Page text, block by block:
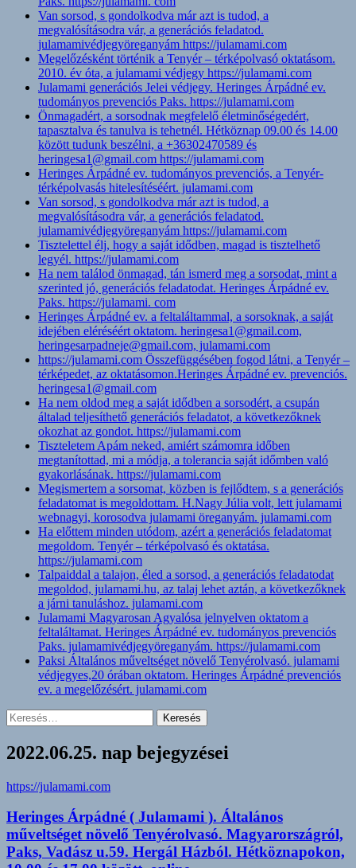
Van sorsod, s gondolkodva már azt is tudod, a
megvalósításodra vár, a generációs feladatod.
julamamivédjegyöreganyám https://julamami.com
Megelőzésként történik a Tenyér – térképolvasó oktatásom.
2010. év óta, a julamami védjegy https://julamami.com
Julamami generációs Jelei védjegy. Heringes Árpádné ev.
tudományos prevenciós Paks. https://julamami.com
Önmagadért, a sorsodnak megfelelő életminőségedért,
tapasztalva és tanulva is tehetnél. Hétköznap 09.00 és 14.00
között tudunk beszélni, a +36302470589 és
heringesa1@gmail.com https://julamami.com
Heringes Árpádné ev. tudományos prevenciós, a Tenyér-
térképolvasás hitelesítéséért. julamami.com
Van sorsod, s gondolkodva már azt is tudod, a
megvalósításodra vár, a generációs feladatod.
julamamivédjegyöreganyám https://julamami.com
Tisztelettel élj, hogy a saját idődben, magad is tisztelhető
legyél. https://julamami.com
Ha nem találod önmagad, tán ismerd meg a sorsodat, mint a
szerinted jó, generációs feladatodat. Heringes Árpádné ev.
Paks. https://julamami. com
Heringes Árpádné ev. a feltaláltammal, a sorsoknak, a saját
idejében eléréséért oktatom. heringesa1@gmail.com,
heringesarpadneje@gmail.com, julamami.com
https://julamami.com Összefüggésében fogod látni, a Tenyér –
térképedet, az oktatásomon.Heringes Árpádné ev. prevenciós.
heringesa1@gmail.com
Ha nem oldod meg a saját idődben a sorsodért, a csupán
általad teljesíthető generációs feladatot, a következőknek
okozhat az gondot. https://julamami.com
Tiszteletem Apám neked, amiért számomra időben
megtanítottad, mi a módja, a tolerancia saját időmben való
gyakorlásának. https://julamami.com
Megismertem a sorsomat, közben is fejlődtem, s a generációs
feladatomat is megoldottam. H.Nagy Júlia volt, lett julamami
webnagyi, korosodva julamami öreganyám. julamami.com
Ha előttem minden utódom, azért a generációs feladatomat
megoldom. Tenyér – térképolvasó és oktatása.
https://julamami.com
Talpaiddal a talajon, éled a sorsod, a generációs feladatodat
megoldod, julamami.hu, az talaj lehet aztán, a következőknek
a járni tanuláshoz. julamami.com
Julamami Magyarosan Agyalósa jelnyelven oktatom a
feltaláltamat. Heringes Árpádné ev. tudományos prevenciós
Paks. julamamivédjegyöreganyám. https://julamami.com
Paksi Általános műveltséget növelő Tenyérolvasó. julamami
védjegyes,20 órában oktatom. Heringes Árpádné prevenciós
ev. a megelőzésért. julamami.com
Keresés:
2022.06.25. nap bejegyzései
https://julamami.com
Heringes Árpádné ( Julamami ). Általános
műveltséget növelő Tenyérolvasó. Magyarországról,
Paks, Vadász u.59. Hergál Házból. Hétköznapokon,